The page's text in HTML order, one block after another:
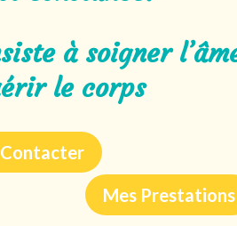
à soigner
le corps
Mes Prestations